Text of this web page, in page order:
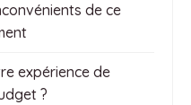
de ce
expérience de
?